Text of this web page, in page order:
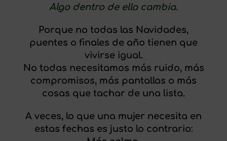
Algo dentro de ella cambia.
Porque no todas las Navidades,
puentes o finales de año tienen que
vivirse igual.
No todas necesitamos más ruido, más
compromisos, más pantallas o más
cosas que tachar de una lista.
A veces, lo que una mujer necesita en
estas fechas es justo lo contrario: